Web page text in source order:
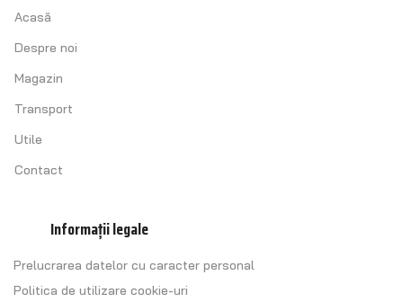
Acasă
Despre noi
Magazin
Transport
Utile
Contact
Informații legale
Prelucrarea datelor cu caracter personal
Politica de utilizare cookie-uri